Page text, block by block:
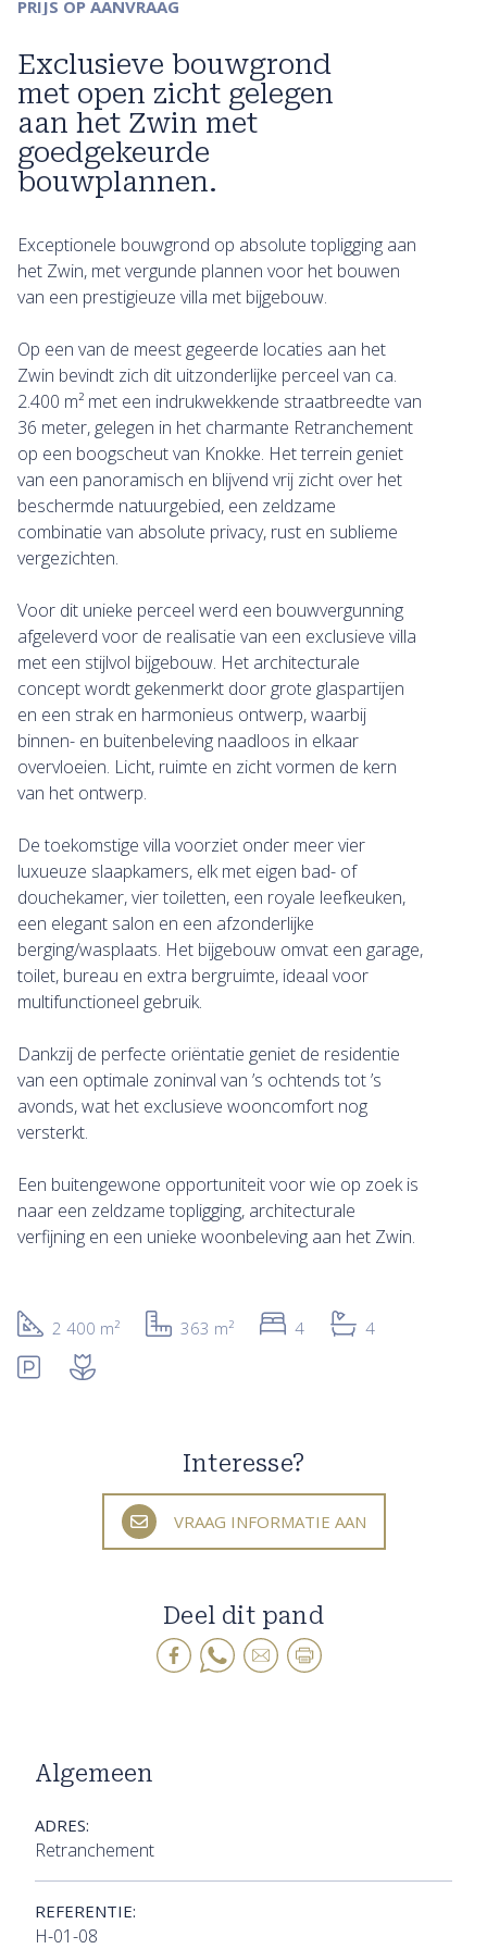
Exclusieve bouwgrond
met open zicht gelegen
aan het Zwin met
goedgekeurde
bouwplannen.
PRIJS OP AANVRAAG
Exceptionele bouwgrond op absolute topligging aan
het Zwin, met vergunde plannen voor het bouwen
van een prestigieuze villa met bijgebouw.
Op een van de meest gegeerde locaties aan het
Zwin bevindt zich dit uitzonderlijke perceel van ca.
2.400 m² met een indrukwekkende straatbreedte van
36 meter, gelegen in het charmante Retranchement
op een boogscheut van Knokke. Het terrein geniet
van een panoramisch en blijvend vrij zicht over het
beschermde natuurgebied, een zeldzame
combinatie van absolute privacy, rust en sublieme
vergezichten.
Voor dit unieke perceel werd een bouwvergunning
afgeleverd voor de realisatie van een exclusieve villa
met een stijlvol bijgebouw. Het architecturale
concept wordt gekenmerkt door grote glaspartijen
en een strak en harmonieus ontwerp, waarbij
binnen- en buitenbeleving naadloos in elkaar
overvloeien. Licht, ruimte en zicht vormen de kern
van het ontwerp.
De toekomstige villa voorziet onder meer vier
luxueuze slaapkamers, elk met eigen bad- of
douchekamer, vier toiletten, een royale leefkeuken,
een elegant salon en een afzonderlijke
berging/wasplaats. Het bijgebouw omvat een garage,
toilet, bureau en extra bergruimte, ideaal voor
multifunctioneel gebruik.
Dankzij de perfecte oriëntatie geniet de residentie
van een optimale zoninval van ’s ochtends tot ’s
avonds, wat het exclusieve wooncomfort nog
versterkt.
Een buitengewone opportuniteit voor wie op zoek is
naar een zeldzame topligging, architecturale
verfijning en een unieke woonbeleving aan het Zwin.
2 400 m² 363 m² 4 4
Interesse?
VRAAG INFORMATIE AAN
Deel dit pand
Algemeen
ADRES:
Retranchement
REFERENTIE:
H-01-08